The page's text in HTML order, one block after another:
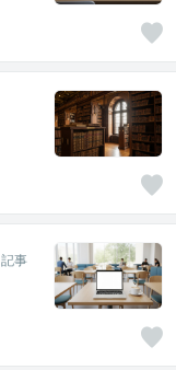
記事